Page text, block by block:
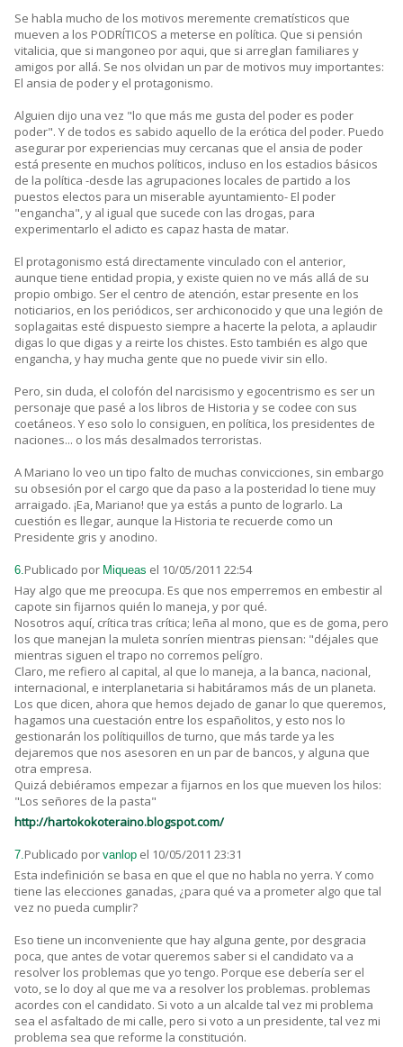
Se habla mucho de los motivos meremente crematísticos que
mueven a los PODRÍTICOS a meterse en política. Que si pensión
vitalicia, que si mangoneo por aqui, que si arreglan familiares y
amigos por allá. Se nos olvidan un par de motivos muy importantes:
El ansia de poder y el protagonismo.
Alguien dijo una vez "lo que más me gusta del poder es poder
poder". Y de todos es sabido aquello de la erótica del poder. Puedo
asegurar por experiencias muy cercanas que el ansia de poder
está presente en muchos políticos, incluso en los estadios básicos
de la política -desde las agrupaciones locales de partido a los
puestos electos para un miserable ayuntamiento- El poder
"engancha", y al igual que sucede con las drogas, para
experimentarlo el adicto es capaz hasta de matar.
El protagonismo está directamente vinculado con el anterior,
aunque tiene entidad propia, y existe quien no ve más allá de su
propio ombigo. Ser el centro de atención, estar presente en los
noticiarios, en los periódicos, ser archiconocido y que una legión de
soplagaitas esté dispuesto siempre a hacerte la pelota, a aplaudir
digas lo que digas y a reirte los chistes. Esto también es algo que
engancha, y hay mucha gente que no puede vivir sin ello.
Pero, sin duda, el colofón del narcisismo y egocentrismo es ser un
personaje que pasé a los libros de Historia y se codee con sus
coetáneos. Y eso solo lo consiguen, en política, los presidentes de
naciones... o los más desalmados terroristas.
A Mariano lo veo un tipo falto de muchas convicciones, sin embargo
su obsesión por el cargo que da paso a la posteridad lo tiene muy
arraigado. ¡Ea, Mariano! que ya estás a punto de lograrlo. La
cuestión es llegar, aunque la Historia te recuerde como un
Presidente gris y anodino.
6.Publicado por Miqueas el 10/05/2011 22:54
Hay algo que me preocupa. Es que nos emperremos en embestir al
capote sin fijarnos quién lo maneja, y por qué.
Nosotros aquí, crítica tras crítica; leña al mono, que es de goma, pero
los que manejan la muleta sonríen mientras piensan: "déjales que
mientras siguen el trapo no corremos pelígro.
Claro, me refiero al capital, al que lo maneja, a la banca, nacional,
internacional, e interplanetaria si habitáramos más de un planeta.
Los que dicen, ahora que hemos dejado de ganar lo que queremos,
hagamos una cuestación entre los españolitos, y esto nos lo
gestionarán los polítiquillos de turno, que más tarde ya les
dejaremos que nos asesoren en un par de bancos, y alguna que
otra empresa.
Quizá debiéramos empezar a fijarnos en los que mueven los hilos:
"Los señores de la pasta"
http://hartokokoteraino.blogspot.com/
7.Publicado por vanlop el 10/05/2011 23:31
Esta indefinición se basa en que el que no habla no yerra. Y como
tiene las elecciones ganadas, ¿para qué va a prometer algo que tal
vez no pueda cumplir?
Eso tiene un inconveniente que hay alguna gente, por desgracia
poca, que antes de votar queremos saber si el candidato va a
resolver los problemas que yo tengo. Porque ese debería ser el
voto, se lo doy al que me va a resolver los problemas. problemas
acordes con el candidato. Si voto a un alcalde tal vez mi problema
sea el asfaltado de mi calle, pero si voto a un presidente, tal vez mi
problema sea que reforme la constitución.